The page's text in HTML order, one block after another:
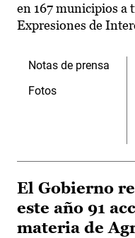
en 167 municipios a
Expresiones de
Notas de prensa
Fotos
El Gobierno
este año 91
materia de